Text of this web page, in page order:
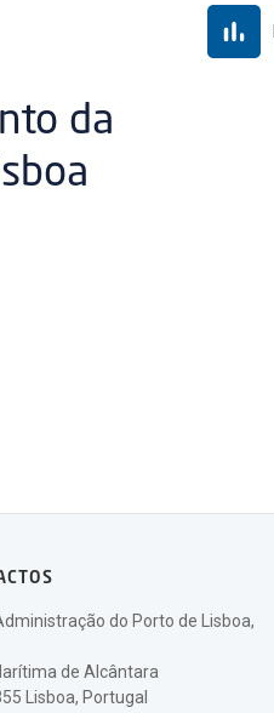
da
do Porto de Lisboa,
de Alcântara
Lisboa, Portugal